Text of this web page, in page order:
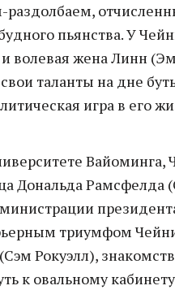
пьянства. У
волевая жена Линн
таланты на дне
игра в его
Вайоминга,
Дональда Рамсфелда
триумфом
Рокуэлл),
к овальному